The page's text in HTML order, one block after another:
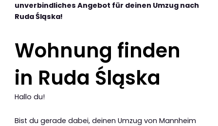
unverbindliches Angebot für deinen Umzug nach
Ruda Śląska!
Wohnung finden
in Ruda Śląska
Hallo du!
Bist du gerade dabei, deinen Umzug von Mannheim